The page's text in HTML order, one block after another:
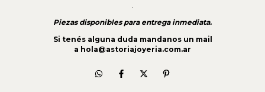
.
Piezas disponibles para entrega inmediata.
Si tenés alguna duda mandanos un mail
a hola@astoriajoyeria.com.ar